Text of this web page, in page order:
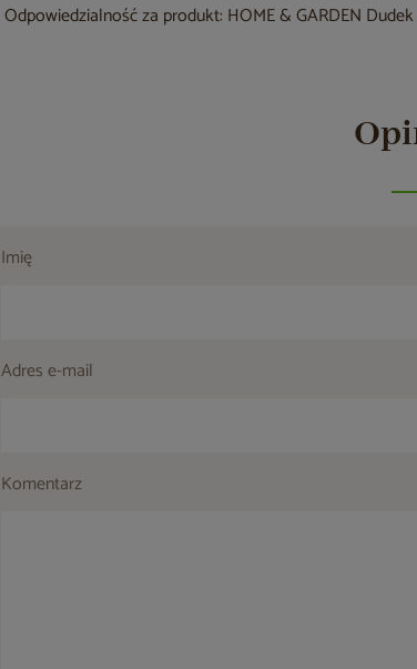
Odpowiedzialność za produkt: HOME & GARDEN
Imię
Adres e-mail
Komentarz